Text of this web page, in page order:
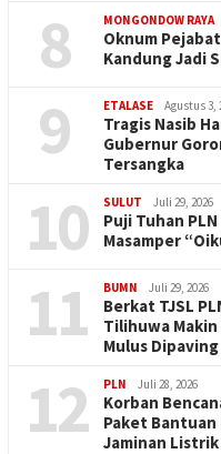
8 MONGONDOW RAYA
Oknum
Kandung Jadi
9 ETALASE Agustus 3,
Tragis Nasib
Gubernur
Tersangka
10 SULUT Juli 29, 2026
Puji Tuhan
Masamper
11 BUMN Juli 29, 2026
Berkat TJSL
Tilihuwa
Mulus Dipaving
12 PLN Juli 28, 2026
Korban
Paket
Jaminan